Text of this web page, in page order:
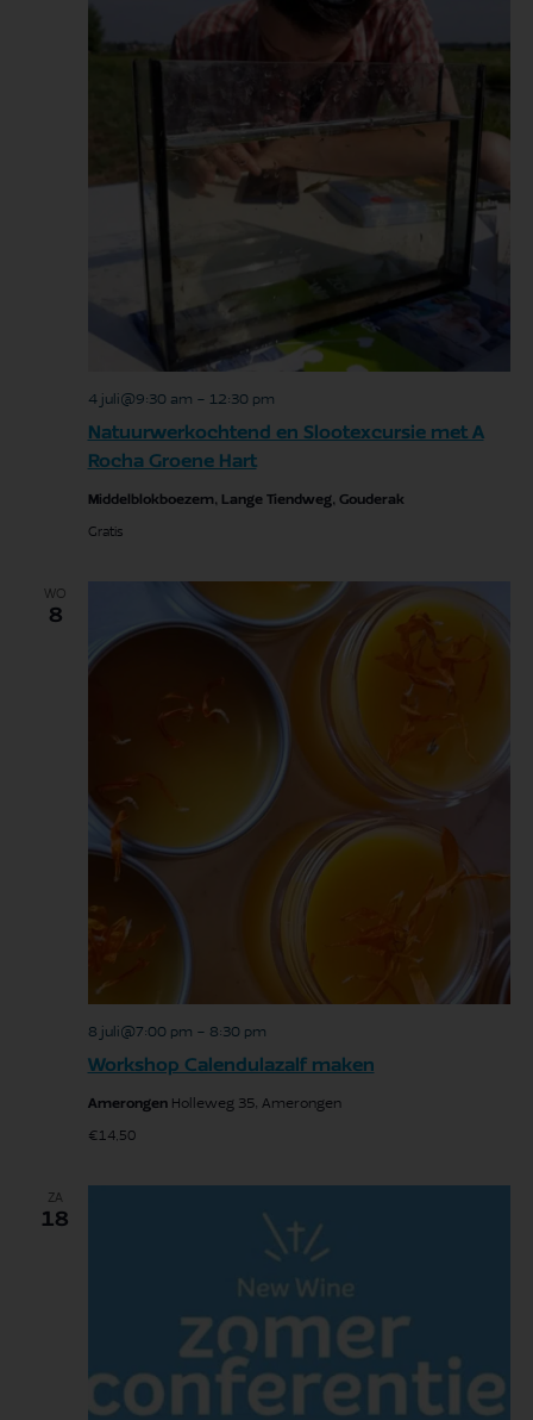
Natuurwerkochtend en Slootexcursie met A
Rocha Groene Hart
4 juli@9:30 am - 12:30 pm
Middelblokboezem, Lange Tiendweg, Gouderak
Gratis
WO
8
Workshop Calendulazalf maken
8 juli@7:00 pm - 8:30 pm
Amerongen Holleweg 35, Amerongen
€14,50
ZA
18